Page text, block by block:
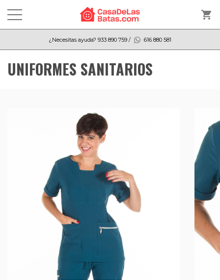
shopping_cart
¿Necesitas ayuda? 933 890 759 / 616 880 581
UNIFORMES SANITARIOS